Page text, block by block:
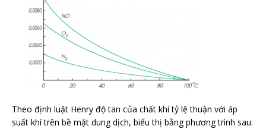
Theo định luật Henry độ tan của chất khí tỷ lệ thuận với áp
suất khí trên bề mặt dung dịch, biểu thị bằng phương trình sau: